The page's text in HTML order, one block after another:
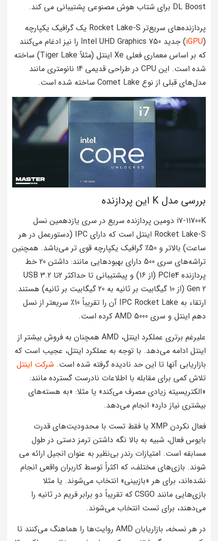
DL Boost برای شتاب هوش مصنوعی پشتیبانی می کند.
پردازنده‌های سریع‌تر Rocket Lake-S یک گرافیک یکپارچه
(
iGPU
) جدید Intel UHD Graphics 750 را نیز ادغام می‌کنند
که بر اساس معماری فعلی Xe اینتل (مثلاً Tiger Lake) ساخته
شده است. این CPU در طراحی قدیمی 14 نانومتری مانند
مدل‌های قبلی از نوع Comet Lake ساخته شده است.
بررسی مدل K این پردازنده
i7-11700K دومین پردازنده سریع در سری یازدهمین نسل
Rocket Lake-S اینتل است که دارای IPC (دستورعمل در هر
ساعت) بالاتر و 50٪ گرافیک یکپارچه قوی تر می‌باشد. همچنین
تراشه‌های سری 500 دارای بهبودهایی مانند: داشتن 20 خط
پردازنده PCIe4 (از 16) و پیشتیبانی تا حداکثر 2تا USB 3.2
Gen 2 (از 10 گیگابیت بر ثانیه به 20 گیگابیت بر ثانیه) هستند.
ارتقاء به IPC Rocket Lake آن را تقریباً 10٪ سریعتر از نسل
دهم اینتل و سری 5000 AMD کرده است.
علیرغم برتری عملکرد اینتل، AMD همچنان به فروش بیشتر از
اینتل ادامه می‌دهد. با توجه به عملکرد اینتل، عجیب است که
بازاریابی آنها تا این حد نادیده گرفته شده است. شرکت اینتل
تلاش کمی برای مقابله با اطلاعات نادرست گسترده مانند:
«الکتریسیته زیادی مصرف می‌کند» یا مثلا: «به هسته‌های
بیشتری نیاز دارد» انجام می‌دهد.
فعال نکردن XMP یا فقط تست با محدودیت‌های قدرت
بایوس فعال، شبیه به بالا نگه داشتن ترمز دستی در طول
مسابقه است. امتیازات رندر بی‌نظیر به عنوان انجیل ارائه می
شوند. بازی‌های مختلف، که اکثراً توسط کاربران واقعی انجام
نشده‌اند، برای هر «بازبینی» انتخاب می‌شوند. یا مثلا
بازی‌هایی مانند CSGO که تقریباً دو برابر فریم در ثانیه را
می‌دهند، برای تست انتخاب می‌شوند.
در هر نسخه، بازاریابان AMD روایت‌ها را هماهنگ می‌کنند تا